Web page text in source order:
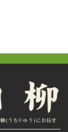
(うちりゅう)にお任せ